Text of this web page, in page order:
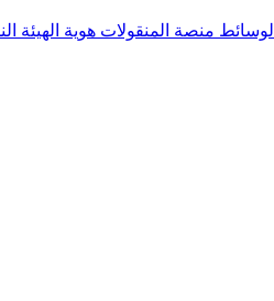
الوسائط منصة المنقولات هوية الهيئة